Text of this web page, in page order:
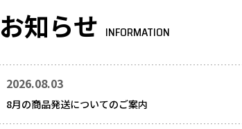
お知らせ INFORMATION
2026.08.03
8月の商品発送についてのご案内